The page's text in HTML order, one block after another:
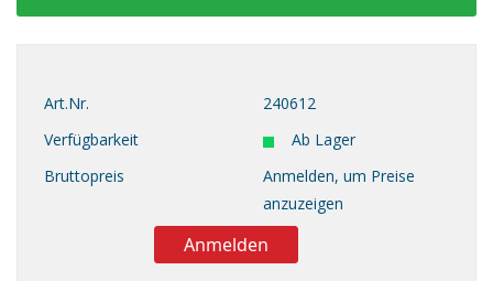
Art.Nr.
240612
Verfügbarkeit
Ab Lager
Bruttopreis
Anmelden, um Preise
anzuzeigen
Anmelden